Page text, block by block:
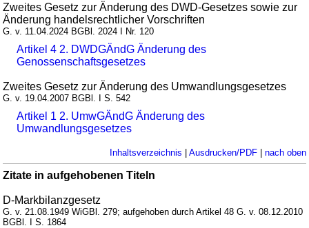
Zweites Gesetz zur Änderung des DWD-Gesetzes sowie zur
Änderung handelsrechtlicher Vorschriften
G. v. 11.04.2024 BGBl. 2024 I Nr. 120
Artikel 4 2. DWDGÄndG Änderung des
Genossenschaftsgesetzes
Zweites Gesetz zur Änderung des Umwandlungsgesetzes
G. v. 19.04.2007 BGBl. I S. 542
Artikel 1 2. UmwGÄndG Änderung des
Umwandlungsgesetzes
Inhaltsverzeichnis | Ausdrucken/PDF| nach oben
Zitate in aufgehobenen Titeln
D-Markbilanzgesetz
G. v. 21.08.1949 WiGBl. 279; aufgehoben durch Artikel 48 G. v. 08.12.2010
BGBl. I S. 1864